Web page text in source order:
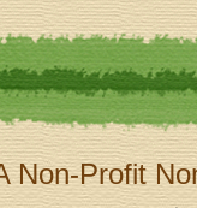
Non-Profit